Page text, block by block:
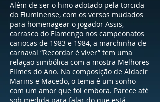
Além de ser o hino adotado pela torcida
do Fluminense, com os versos mudados
para homenagear o jogador Assis,
carrasco do Flamengo nos campeonatos
cariocas de 1983 e 1984, a marchinha de
carnaval “Recordar é viver” tem uma
relação simbólica com a mostra Melhores
Filmes do Ano. Na composição de Aldacir
Marins e Macedo, o tema é um sonho
com um amor que foi embora. Parece até